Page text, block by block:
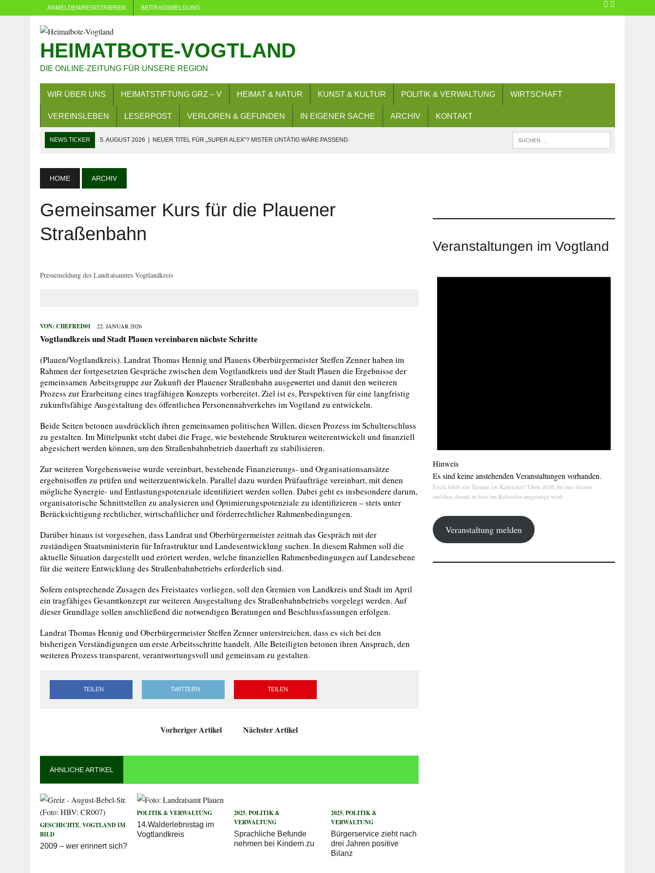
ANMELDEN/REGISTRIEREN BEITRAGSMELDUNG
HEIMATBOTE-VOGTLAND
DIE ONLINE-ZEITUNG FÜR UNSERE REGION
WIR ÜBER UNS HEIMATSTIFTUNG GRZ – V HEIMAT & NATUR KUNST & KULTUR POLITIK & VERWALTUNG WIRTSCHAFT
VEREINSLEBEN LESERPOST VERLOREN & GEFUNDEN IN EIGENER SACHE ARCHIV KONTAKT
NEWS TICKER 5. AUGUST 2026 NEUER TITEL FÜR „SUPER ALEX“? MISTER UNTÄTIG WÄRE PASSEND.
3. AUGUST 2026 | LANDKREIS GREIZ: FAHREN OHNE FAHRERLAUBNIS
29. JULI 2026 SOMMER IN EICH: MEHR ALS 380 KINDER BESUCHEN FLORIANBILDUNGSZENTRUM (FLOBIZ)
27. JULI 2026 | WIDERSTAND GEGEN VOLLSTRECKUNGSBEAMTE
HOME ARCHIV
Gemeinsamer Kurs für die Plauener
Straßenbahn
Pressemeldung des Landratsamtes Vogtlandkreis
VON: CHEFRED01 22. JANUAR 2026
Vogtlandkreis und Stadt Plauen vereinbaren nächste Schritte
(Plauen/Vogtlandkreis). Landrat Thomas Hennig und Plauens Oberbürgermeister Steffen Zenner haben im
Rahmen der fortgesetzten Gespräche zwischen dem Vogtlandkreis und der Stadt Plauen die Ergebnisse der
gemeinsamen Arbeitsgruppe zur Zukunft der Plauener Straßenbahn ausgewertet und damit den weiteren
Prozess zur Erarbeitung eines tragfähigen Konzepts vorbereitet. Ziel ist es, Perspektiven für eine langfristig
zukunftsfähige Ausgestaltung des öffentlichen Personennahverkehrs im Vogtland zu entwickeln.
Beide Seiten betonen ausdrücklich ihren gemeinsamen politischen Willen, diesen Prozess im Schulterschluss
zu gestalten. Im Mittelpunkt steht dabei die Frage, wie bestehende Strukturen weiterentwickelt und finanziell
abgesichert werden können, um den Straßenbahnbetrieb dauerhaft zu stabilisieren.
Zur weiteren Vorgehensweise wurde vereinbart, bestehende Finanzierungs- und Organisationsansätze
ergebnisoffen zu prüfen und weiterzuentwickeln. Parallel dazu wurden Prüfaufträge vereinbart, mit denen
mögliche Synergie- und Entlastungspotenziale identifiziert werden sollen. Dabei geht es insbesondere darum,
organisatorische Schnittstellen zu analysieren und Optimierungspotenziale zu identifizieren – stets unter
Berücksichtigung rechtlicher, wirtschaftlicher und förderrechtlicher Rahmenbedingungen.
Darüber hinaus ist vorgesehen, dass Landrat und Oberbürgermeister zeitnah das Gespräch mit der
zuständigen Staatsministerin für Infrastruktur und Landesentwicklung suchen. In diesem Rahmen soll die
aktuelle Situation dargestellt und erörtert werden, welche finanziellen Rahmenbedingungen auf Landesebene
für die weitere Entwicklung des Straßenbahnbetriebs erforderlich sind.
Sofern entsprechende Zusagen des Freistaates vorliegen, soll den Gremien von Landkreis und Stadt im April
ein tragfähiges Gesamtkonzept zur weiteren Ausgestaltung des Straßenbahnbetriebs vorgelegt werden. Auf
dieser Grundlage sollen anschließend die notwendigen Beratungen und Beschlussfassungen erfolgen.
Landrat Thomas Hennig und Oberbürgermeister Steffen Zenner unterstreichen, dass es sich bei den
bisherigen Verständigungen um erste Arbeitsschritte handelt. Alle Beteiligten betonen ihren Anspruch, den
weiteren Prozess transparent, verantwortungsvoll und gemeinsam zu gestalten.
TEILEN TWITTERN TEILEN
Vorheriger Artikel Nächster Artikel
ÄHNLICHE ARTIKEL
GESCHICHTE, VOGTLAND IM
BILD
2009 – wer erinnert sich?
POLITIK & VERWALTUNG
14.Walderlebnistag im
Vogtlandkreis
2025,POLITIK &
VERWALTUNG
Sprachliche Befunde
nehmen bei Kindern zu
2025,POLITIK &
VERWALTUNG
Bürgerservice zieht nach
drei Jahren positive
Bilanz
Veranstaltungen im Vogtland
Hinweis
Es sind keine anstehenden Veranstaltungen vorhanden.
Euch fehlt ein Termin im Kalender? Gern dürft ihr uns diesen
melden, damit er hier im Kalender angezeigt wird.
Veranstaltung melden